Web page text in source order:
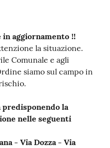
in aggiornamento ‼️
la situazione.
Comunale e agli
siamo sul campo in
predisponendo la
nelle seguenti
- Via Dozza - Via